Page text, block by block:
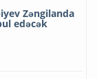
Zəngilanda
edəcək